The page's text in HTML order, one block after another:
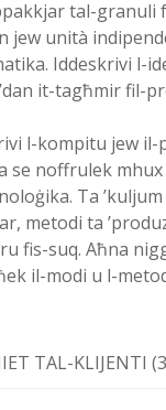
tal-granuli
jew unità
Iddeskrivi l-
it-tagħmir fil-
l-kompitu jew
se noffrulek
Ta ’kuljum
metodi ta
fis-suq. Aħna
il-modi u l-
TAL-KLIJENTI